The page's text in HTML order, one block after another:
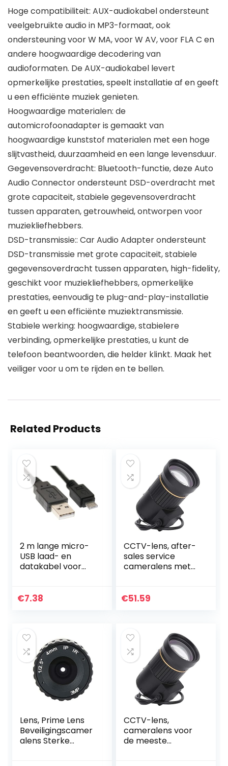
Hoge compatibiliteit: AUX-audiokabel ondersteunt
veelgebruikte audio in MP3-formaat, ook
ondersteuning voor W MA, voor W AV, voor FLA C en
andere hoogwaardige decodering van
audioformaten. De AUX-audiokabel levert
opmerkelijke prestaties, speelt installatie af en geeft
u een efficiënte muziek genieten.
Hoogwaardige materialen: de
automicrofoonadapter is gemaakt van
hoogwaardige kunststof materialen met een hoge
slijtvastheid, duurzaamheid en een lange levensduur.
Gegevensoverdracht: Bluetooth-functie, deze Auto
Audio Connector ondersteunt DSD-overdracht met
grote capaciteit, stabiele gegevensoverdracht
tussen apparaten, getrouwheid, ontworpen voor
muziekliefhebbers.
DSD-transmissie:: Car Audio Adapter ondersteunt
DSD-transmissie met grote capaciteit, stabiele
gegevensoverdracht tussen apparaten, high-fidelity,
geschikt voor muziekliefhebbers, opmerkelijke
prestaties, eenvoudig te plug-and-play-installatie
en geeft u een efficiënte muziektransmissie.
Stabiele werking: hoogwaardige, stabielere
verbinding, opmerkelijke prestaties, u kunt de
telefoon beantwoorden, die helder klinkt. Maak het
veiliger voor u om te rijden en te bellen.
Related Products
2 m lange micro-
USB laad- en
datakabel voor
werkt ook met
€7.38
CCTV-lens, after-
sales service
cameralens met
en accessoires
€51.59
Lens, Prime Lens
Beveiligingscamer
alens Sterke
CCTV-lens,
cameralens voor
de meeste